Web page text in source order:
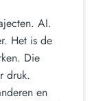
AI.
Het is de
Die
druk.
en